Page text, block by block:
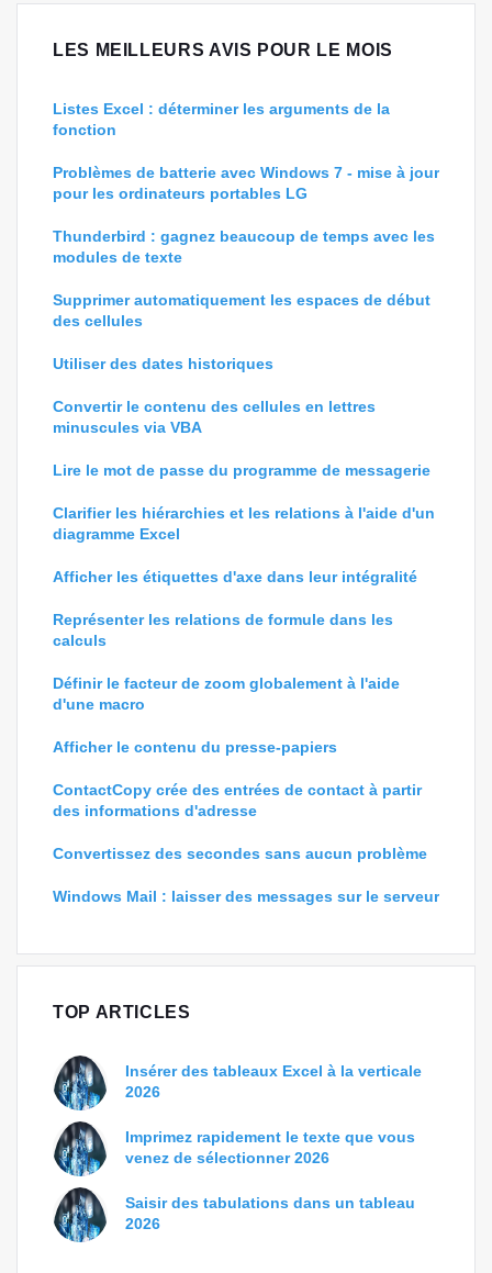
LES MEILLEURS AVIS POUR LE MOIS
Listes Excel : déterminer les arguments de la
fonction
Problèmes de batterie avec Windows 7 - mise à jour
pour les ordinateurs portables LG
Thunderbird : gagnez beaucoup de temps avec les
modules de texte
Supprimer automatiquement les espaces de début
des cellules
Utiliser des dates historiques
Convertir le contenu des cellules en lettres
minuscules via VBA
Lire le mot de passe du programme de messagerie
Clarifier les hiérarchies et les relations à l'aide d'un
diagramme Excel
Afficher les étiquettes d'axe dans leur intégralité
Représenter les relations de formule dans les
calculs
Définir le facteur de zoom globalement à l'aide
d'une macro
Afficher le contenu du presse-papiers
ContactCopy crée des entrées de contact à partir
des informations d'adresse
Convertissez des secondes sans aucun problème
Windows Mail : laisser des messages sur le serveur
TOP ARTICLES
Insérer des tableaux Excel à la verticale
2026
Imprimez rapidement le texte que vous
venez de sélectionner 2026
Saisir des tabulations dans un tableau
2026